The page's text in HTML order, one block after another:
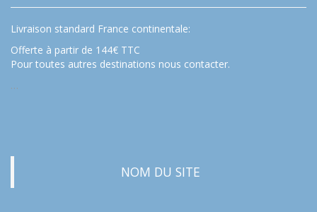
Livraison standard France continentale:
Offerte à partir de 144€ TTC
Pour toutes autres destinations nous contacter.
…
NOM DU SITE